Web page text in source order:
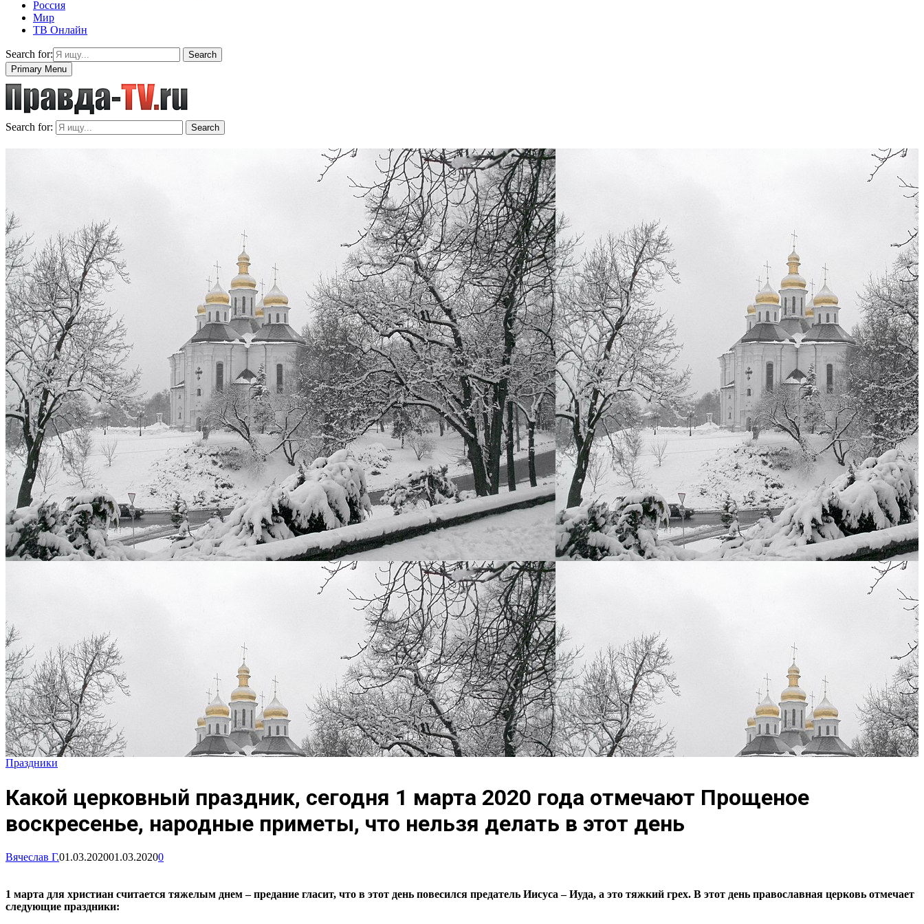
Россия
Мир
ТВ Онлайн
Search for:
Search
Primary Menu
Search for: Search
Праздники
Какой церковный праздник, сегодня 1 марта 2020 года отмечают Прощеное
воскресенье, народные приметы, что нельзя делать в этот день
Вячеслав Г.01.03.202001.03.20200
1 марта для христиан считается тяжелым днем – предание гласит, что в этот день повесился предатель Иисуса – Иуда, а это тяжкий грех. В этот день православная церковь отмечает
следующие праздники: